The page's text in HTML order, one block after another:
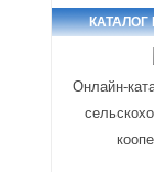
Онлайн-